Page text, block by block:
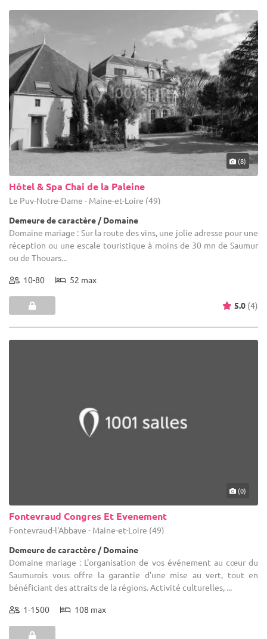
(8)
Hôtel & Spa Chai de la Paleine
Le Puy-Notre-Dame - Maine-et-Loire (49)
Demeure de caractère / Domaine
Domaine mariage : Sur la route des vins, une jolie adresse pour une
réception ou une escale touristique à moins de 30 mn de Saumur
ou de Thouars...
10-80 52 max
5.0 (4)
(0)
Fontevraud Congres Et Evenement
Fontevraud-l'Abbaye - Maine-et-Loire (49)
Demeure de caractère / Domaine
Domaine mariage : L'organisation de vos événement au cœur du
Saumurois vous offre la garantie d'une mise au vert, tout en
bénéficiant des attraits de la régions. Activité culturelles, ...
1-1500 108 max